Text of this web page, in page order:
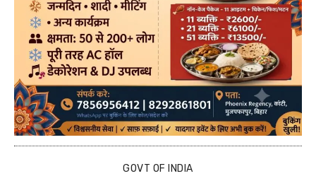
GOVT OF INDIA